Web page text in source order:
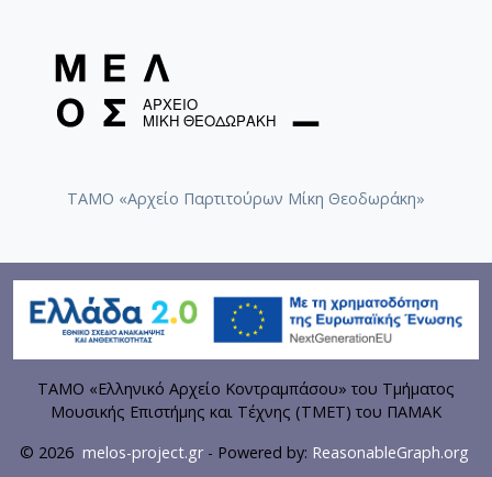
ΤΑΜΟ «Αρχείο Παρτιτούρων Μίκη Θεοδωράκη»
ΤΑΜΟ «Ελληνικό Αρχείο Κοντραμπάσου» του Τμήματος
Μουσικής Επιστήμης και Τέχνης (ΤΜΕΤ) του ΠΑΜΑΚ
© 2026 melos-project.gr- Powered by: ReasonableGraph.org